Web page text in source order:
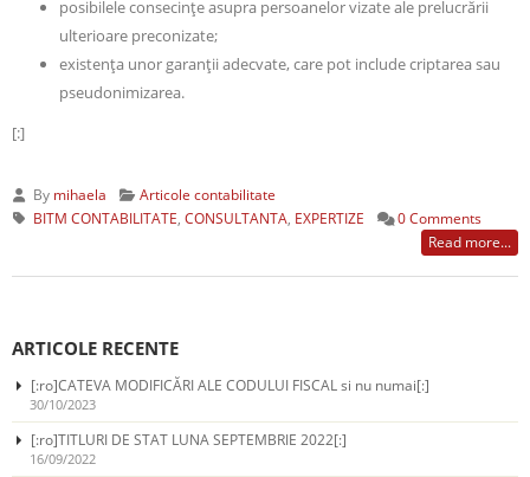
posibilele consecințe asupra persoanelor vizate ale prelucrării
ulterioare preconizate;
existența unor garanții adecvate, care pot include criptarea sau
pseudonimizarea.
[:]
By mihaela
Articole contabilitate
BITM CONTABILITATE CONSULTANTA EXPERTIZE 0 Comments
Read more...
ARTICOLE RECENTE
[:ro]CATEVA MODIFICĂRI ALE CODULUI FISCAL si nu numai[:]
30/10/2023
[:ro]TITLURI DE STAT LUNA SEPTEMBRIE 2022[:]
16/09/2022